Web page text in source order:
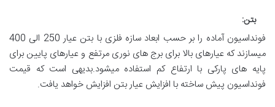
بتن:
فونداسیون آماده را بر حسب ابعاد سازه فلزی با بتن عیار 250 الی 400
میسازند که عیارهای بالا برای برج های نوری مرتفع و عیارهای پایین برای
پایه های پارکی با ارتفاع کم استفاده میشود.بدیهی است که قیمت
فونداسیون پیش ساخته با افزایش عیار بتن افزایش خواهد یافت.